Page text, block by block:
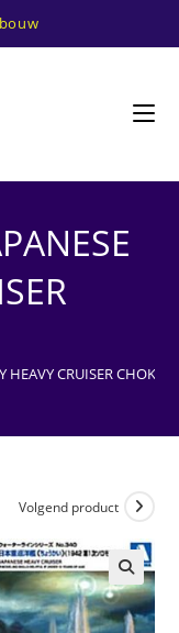
CRUISER CHOKAI
Volgend product